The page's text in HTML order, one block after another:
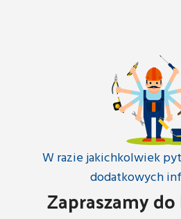
W razie jakichkolwiek
dodatkowych
Zapraszamy